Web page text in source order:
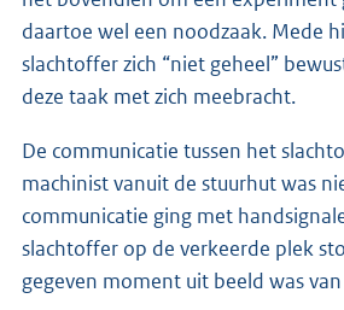
daartoe wel een noodzaak. Mede
slachtoffer zich “niet geheel”
deze taak met zich meebracht.
De communicatie tussen het
machinist vanuit de stuurhut was
communicatie ging met
slachtoffer op de verkeerde plek
gegeven moment uit beeld was